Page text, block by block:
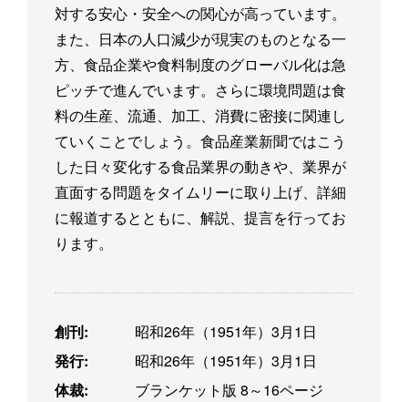
対する安心・安全への関心が高っています。
また、日本の人口減少が現実のものとなる一
方、食品企業や食料制度のグローバル化は急
ピッチで進んでいます。さらに環境問題は食
料の生産、流通、加工、消費に密接に関連し
ていくことでしょう。食品産業新聞ではこう
した日々変化する食品業界の動きや、業界が
直面する問題をタイムリーに取り上げ、詳細
に報道するとともに、解説、提言を行ってお
ります。
創刊:
昭和26年（1951年）3月1日
発行:
昭和26年（1951年）3月1日
体裁:
ブランケット版 8～16ページ